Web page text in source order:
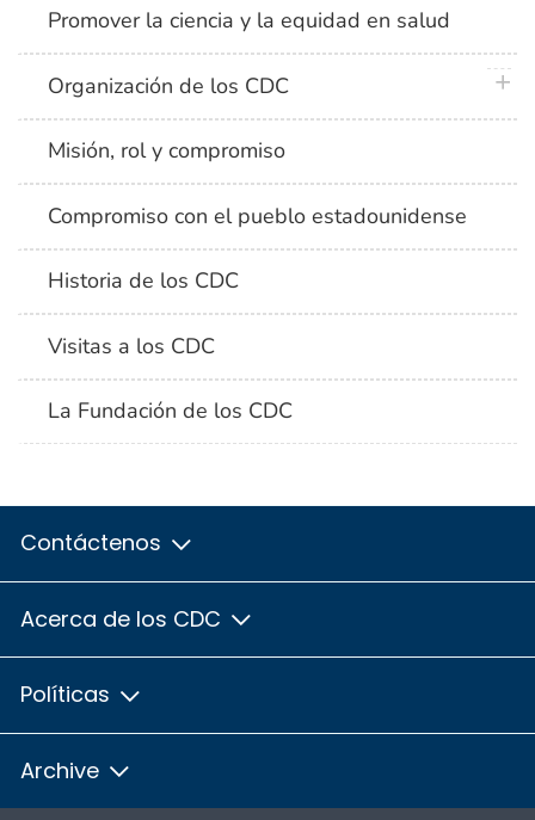
Promover la ciencia y la equidad en salud
Organización de los CDC
Misión, rol y compromiso
Compromiso con el pueblo estadounidense
Historia de los CDC
Visitas a los CDC
La Fundación de los CDC
Contáctenos
Acerca de los CDC
Políticas
Archive